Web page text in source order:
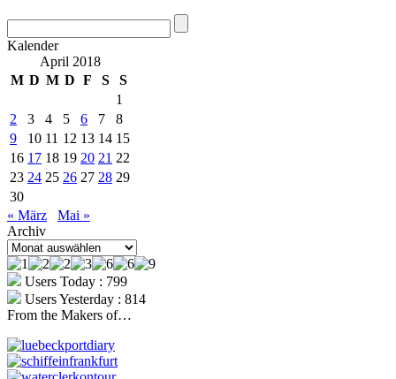
Kalender
April 2018
M D M D F S
S
1
2
3 4 5 6 7
8
9
10 11 12 13 14 15
16 17 18 19 20 21 22
23 24 25 26 27 28 29
30
« März
Mai »
Archiv
Archiv
Users Today : 799
Users Yesterday : 814
From the Makers of…